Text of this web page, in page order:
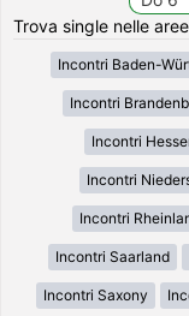
Trova single nelle
Incontri Baden-
Incontri
Incontri
Incontri
Incontri
Incontri Saarland
Incontri Saxony